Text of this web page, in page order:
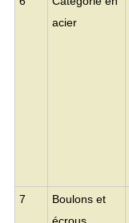
acier
7
Boulons et